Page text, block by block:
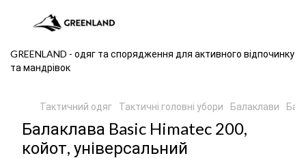
GREENLAND - одяг та спорядження для активного відпочинку
та мандрівок
Тактичний одяг Тактичні головні убори Балаклави
Балаклава Basic Himatec 200,
койот, універсальний